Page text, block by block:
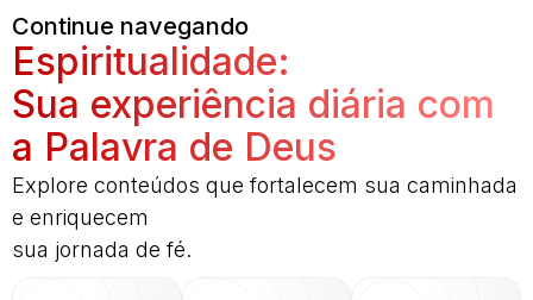
Continue navegando
Espiritualidade:
Sua experiência diária com
a Palavra de Deus
Explore conteúdos que fortalecem sua caminhada
e enriquecem
sua jornada de fé.